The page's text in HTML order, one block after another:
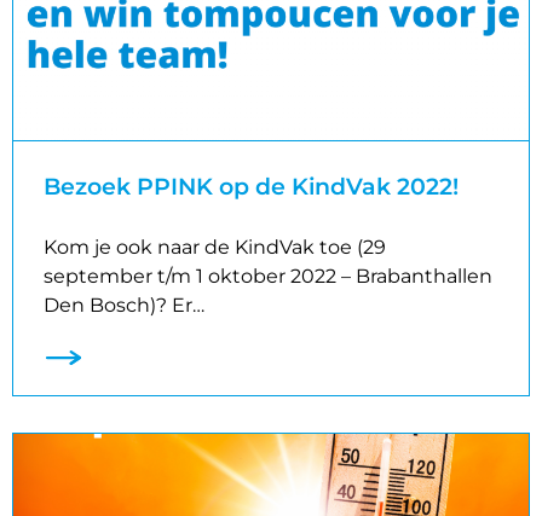
Bezoek PPINK op de KindVak 2022!
Kom je ook naar de KindVak toe (29
september t/m 1 oktober 2022 – Brabanthallen
Den Bosch)? Er…